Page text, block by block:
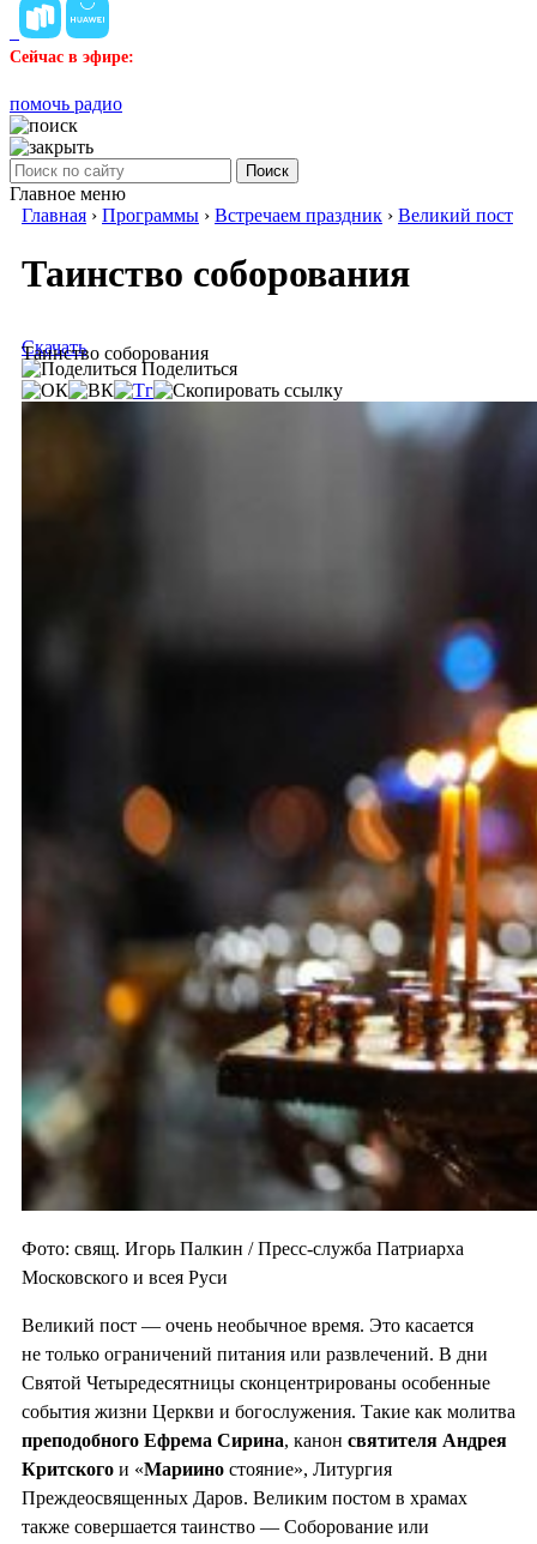
Сейчас в эфире:
помочь радио
Поиск
Главное меню
Главная › Программы › Встречаем праздник › Великий пост
Таинство соборования
Таинство соборования
Скачать
Поделиться
Фото: свящ. Игорь Палкин / Пресс-служба Патриарха
Московского и всея Руси
Великий пост — очень необычное время. Это касается
не только ограничений питания или развлечений. В дни
Святой Четыредесятницы сконцентрированы особенные
события жизни Церкви и богослужения. Такие как молитва
преподобного Ефрема Сирина, канон святителя Андрея
Критского и «Мариино стояние», Литургия
Преждеосвященных Даров. Великим постом в храмах
также совершается таинство — Соборование или